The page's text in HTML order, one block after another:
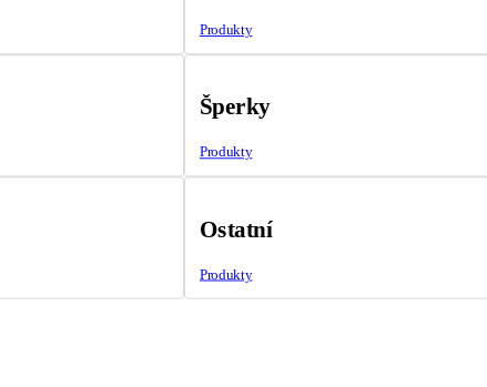
Produkty
Šperky
Produkty
Ostatní
Produkty